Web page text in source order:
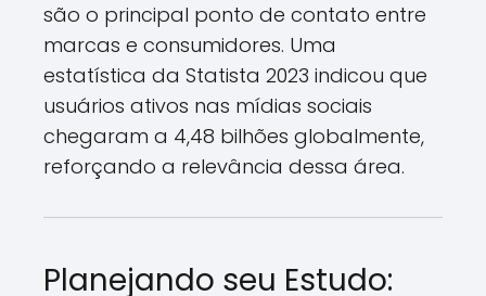
são o principal ponto de contato entre
marcas e consumidores. Uma
estatística da Statista 2023 indicou que
usuários ativos nas mídias sociais
chegaram a 4,48 bilhões globalmente,
reforçando a relevância dessa área.
Planejando seu Estudo: